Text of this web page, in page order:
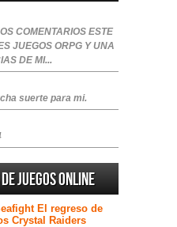
COMENTARIOS ESTE
JUEGOS ORPG Y UNA
DE MI...
suerte para mi.
juegos online
El regreso de
Crystal Raiders